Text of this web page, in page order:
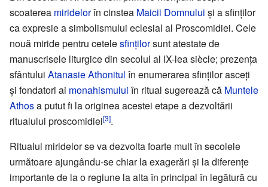
scoaterea miridelorîn cinstea Maicii Domnului şi a sfinţilor
ca expresie a simbolismului eclesial al Proscomidiei. Cele
nouă miride pentru cetelesfințilorsunt atestate de
manuscrisele liturgice din secolul al IX-lea siècle; prezența
sfântului Atanasie Athonitul în enumerarea sfinților asceți
și fondatori ai monahismului în ritual sugerează că Muntele
Athosa putut fi la originea acestei etape a dezvoltării
ritualului proscomidiei[3].
Ritualul miridelor se va dezvolta foarte mult în secolele
următoare ajungându-se chiar la exagerări şi la diferenţe
importante de la o regiune la alta în principal în legătură cu